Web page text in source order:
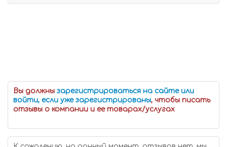
Вы должны зарегистрироваться на сайте или
войти, если уже зарегистрированы, чтобы писать
отзывы о компании и ее товарах/услугах